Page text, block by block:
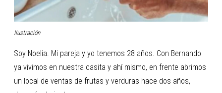
Ilustración
Soy Noelia. Mi pareja y yo tenemos 28 años. Con Bernando
ya vivimos en nuestra casita y ahí mismo, en frente abrimos
un local de ventas de frutas y verduras hace dos años,